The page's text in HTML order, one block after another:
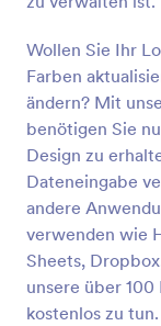
Wollen Sie Ihr
Farben
ändern? Mit
benötigen Sie
Design zu
Dateneingabe
andere
verwenden wie
Sheets,
unsere über
kostenlos zu
Formular
Ein Formular
ihre Absicht,
sich um eine
sollten die
Go to